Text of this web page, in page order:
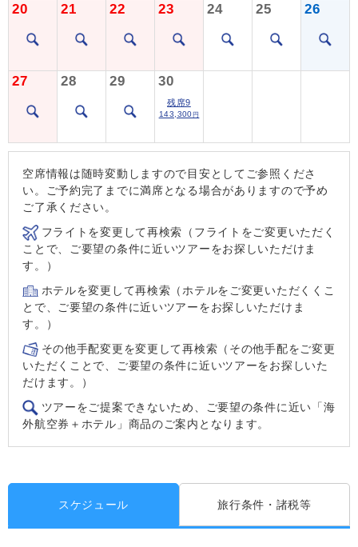
20 21 22 23 24 25 26
27 28 29 30
残席9
143,300 円
空席情報は随時変動しますので目安としてご参照くださ
い。ご予約完了までに満席となる場合がありますので予め
ご了承ください。
フライトを変更して再検索（フライトをご変更いただく
ことで、ご要望の条件に近いツアーをお探しいただけま
す。）
ホテルを変更して再検索（ホテルをご変更いただくくこ
とで、ご要望の条件に近いツアーをお探しいただけま
す。）
その他手配変更を変更して再検索（その他手配をご変更
いただくことで、ご要望の条件に近いツアーをお探しいた
だけます。）
ツアーをご提案できないため、ご要望の条件に近い「海
外航空券＋ホテル」商品のご案内となります。
スケジュール 旅行条件・諸税等